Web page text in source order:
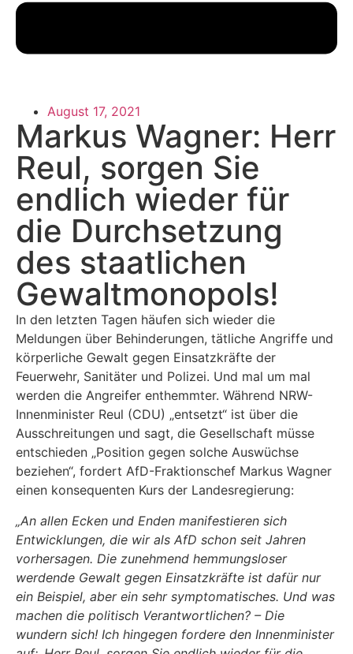
August 17, 2021
Markus Wagner: Herr
Reul, sorgen Sie
endlich wieder für
die Durchsetzung
des staatlichen
Gewaltmonopols!
In den letzten Tagen häufen sich wieder die
Meldungen über Behinderungen, tätliche Angriffe und
körperliche Gewalt gegen Einsatzkräfte der
Feuerwehr, Sanitäter und Polizei. Und mal um mal
werden die Angreifer enthemmter. Während NRW-
Innenminister Reul (CDU) „entsetzt“ ist über die
Ausschreitungen und sagt, die Gesellschaft müsse
entschieden „Position gegen solche Auswüchse
beziehen“, fordert AfD-Fraktionschef Markus Wagner
einen konsequenten Kurs der Landesregierung:
„An allen Ecken und Enden manifestieren sich
Entwicklungen, die wir als AfD schon seit Jahren
vorhersagen. Die zunehmend hemmungsloser
werdende Gewalt gegen Einsatzkräfte ist dafür nur
ein Beispiel, aber ein sehr symptomatisches. Und was
machen die politisch Verantwortlichen? – Die
wundern sich! Ich hingegen fordere den Innenminister